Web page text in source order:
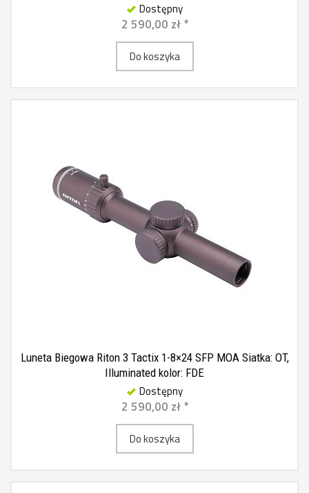
Dostępny
2 590,00 zł *
Do koszyka
Luneta Biegowa Riton 3 Tactix 1-8×24 SFP MOA Siatka: OT,
Illuminated kolor: FDE
Dostępny
2 590,00 zł *
Do koszyka